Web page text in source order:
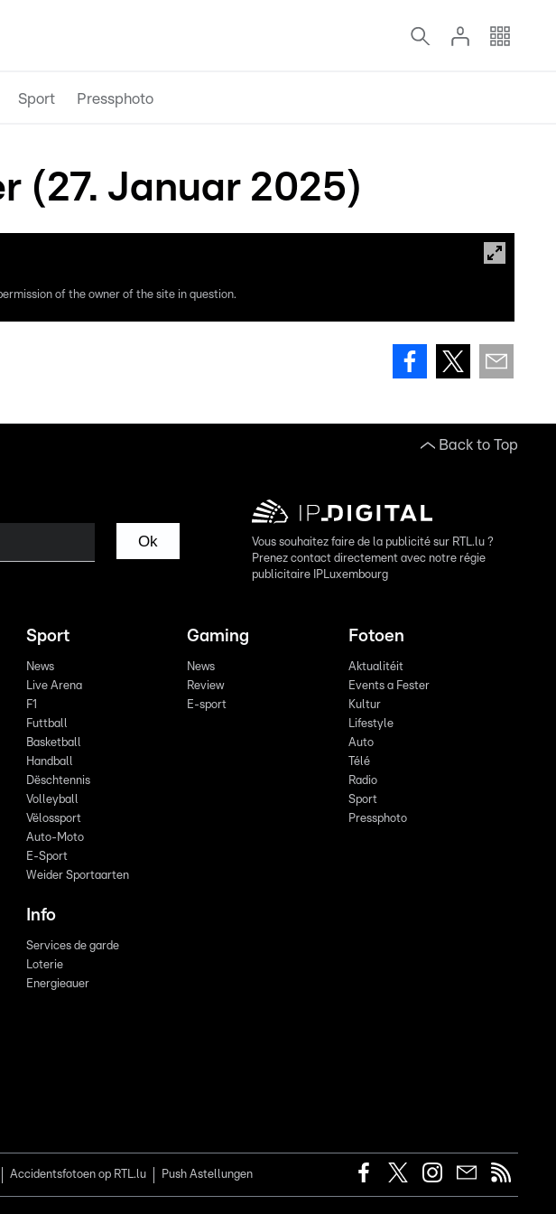
Sport Pressphoto
(27. Januar 2025)
of the owner of the site in question.
Back to Top
Ok
Vous souhaitez faire de la publicité sur RTL.lu ?
Prenez contact directement avec notre régie
publicitaire IPLuxembourg
Sport
News
Live Arena
F1
Futtball
Basketball
Handball
Dëschtennis
Volleyball
Vëlossport
Auto-Moto
E-Sport
Weider Sportaarten
Gaming
News
Review
E-sport
Fotoen
Aktualitéit
Events a Fester
Kultur
Lifestyle
Auto
Télé
Radio
Sport
Pressphoto
Info
Services de garde
Loterie
Energieauer
Accidentsfotoen op RTL.lu Push Astellungen